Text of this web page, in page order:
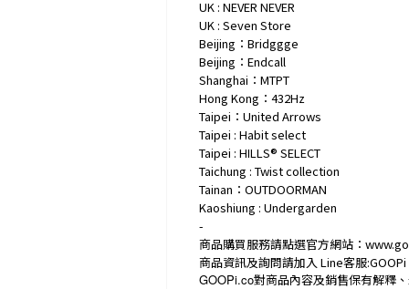
UK : NEVER NEVER
UK : Seven Store
Beijing：Bridggge
Beijing：Endcall
Shanghai：MTPT
Hong Kong：432Hz
Taipei：United Arrows
Taipei : Habit select
Taipei : HILLS® SELECT
Taichung : Twist collection
Tainan：OUTDOORMAN
Kaoshiung : Undergarden
-
商品購買服務請點選官方網站：
商品資訊及詢問請加入 Line客服:GOOPi
GOOPi.co對商品內容及銷售保有解釋